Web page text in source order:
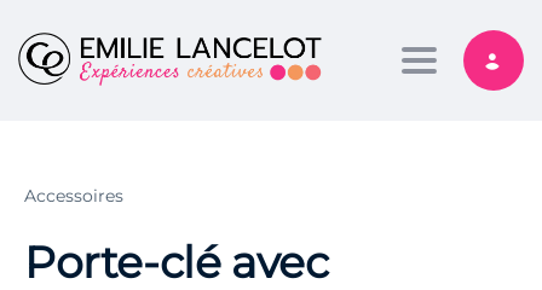
Toggle
Accessoires
Porte-clé avec